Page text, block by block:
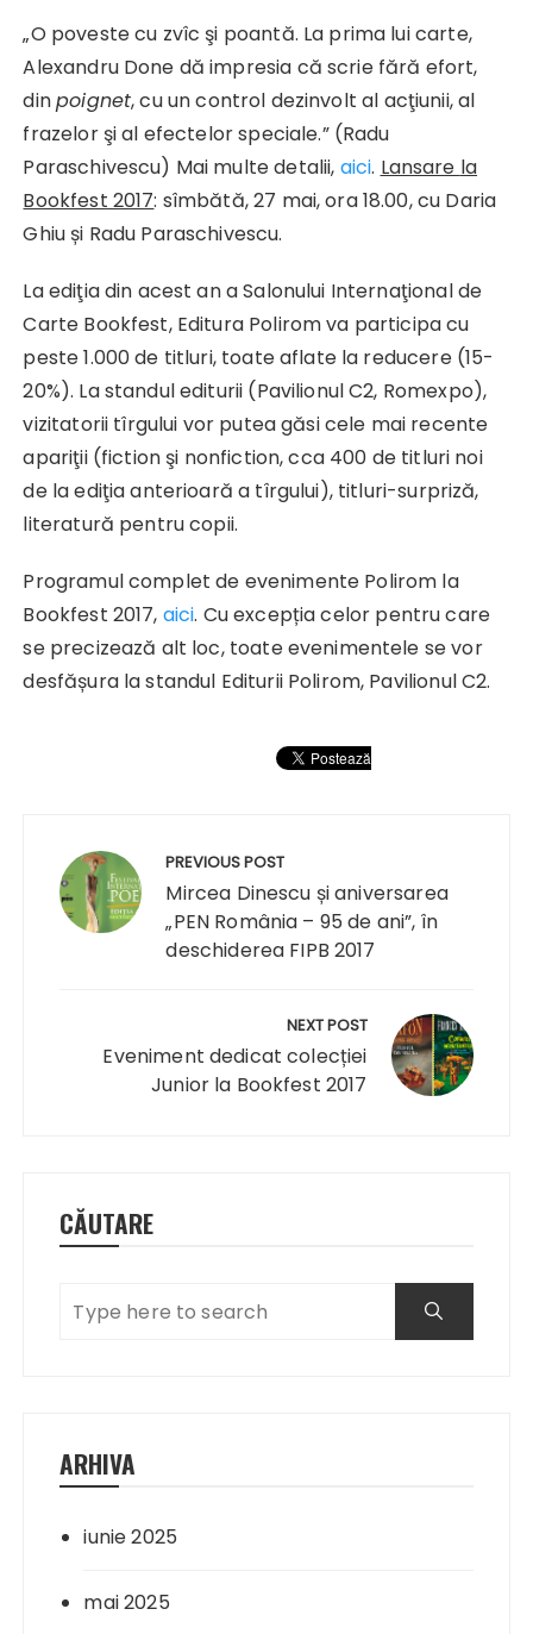
„O poveste cu zvîc şi poantă. La prima lui carte,
Alexandru Done dă impresia că scrie fără efort,
dinpoignet, cu un control dezinvolt al acţiunii, al
frazelor şi al efectelor speciale.” (Radu
Paraschivescu) Mai multe detalii, aici. Lansare la
Bookfest 2017: sîmbătă, 27 mai, ora 18.00, cu Daria
Ghiu și Radu Paraschivescu.
La ediţia din acest an a Salonului Internaţional de
Carte Bookfest, Editura Polirom va participa cu
peste 1.000 de titluri, toate aflate la reducere (15-
20%). La standul editurii (Pavilionul C2, Romexpo),
vizitatorii tîrgului vor putea găsi cele mai recente
apariţii (fiction şi nonfiction, cca 400 de titluri noi
de la ediţia anterioară a tîrgului), titluri-surpriză,
literatură pentru copii.
Programul complet de evenimente Polirom la
Bookfest 2017, aici. Cu excepția celor pentru care
se precizează alt loc, toate evenimentele se vor
desfășura la standul Editurii Polirom, Pavilionul C2.
articole
PREVIOUS POST
Mircea Dinescu și aniversarea
„PEN România – 95 de ani”, în
deschiderea FIPB 2017
NEXT POST
Eveniment dedicat colecției
Junior la Bookfest 2017
CĂUTARE
ARHIVA
iunie 2025
mai 2025